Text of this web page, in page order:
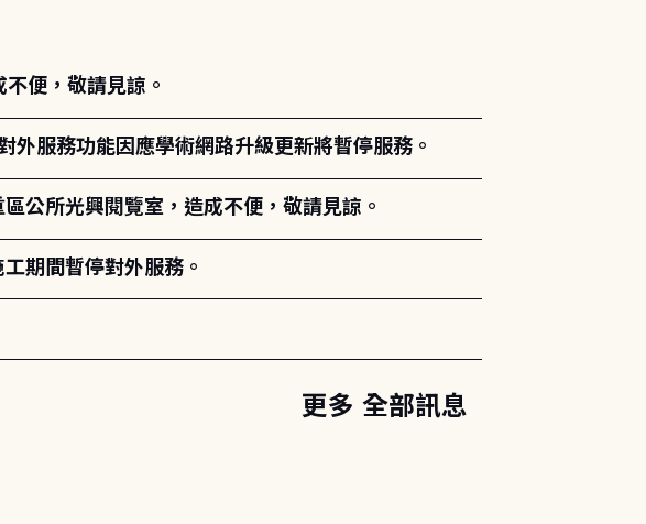
便，敬請見諒。
服務功能因應學術網路升級更新將暫停服務。
公所光興閱覽室，造成不便，敬請見諒。
期間暫停對外服務。
更多 全部訊息